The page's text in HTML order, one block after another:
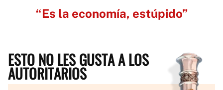
“Es la economía, estúpido”
ESTO NO LES GUSTA A LOS
AUTORITARIOS